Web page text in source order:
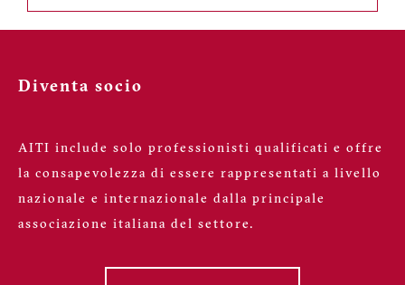
Diventa socio
AITI include solo professionisti qualificati e offre
la consapevolezza di essere rappresentati a livello
nazionale e internazionale dalla principale
associazione italiana del settore.